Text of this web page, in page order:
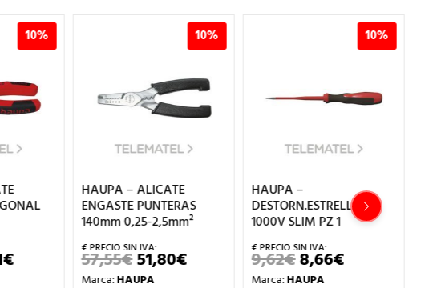
10%
€EL
PRECIO
10%
HAUPA – ALICATE
ENGASTE PUNTERAS
140mm 0,25-2,5mm²
57,55€EL
PRECIO
51,80€EL
PRECIO
Marca:HAUPA
10%
HAUPA –
DESTORN.ESTRELLA
1000V SLIM PZ 1
9,62€EL
PRECIO
8,66€EL
PRECIO
Marca:HAUPA